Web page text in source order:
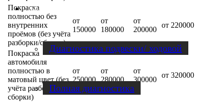
Диагностика
Диагностика подвески/ ходовой
Полная диагностика
Покраска
полностью без
внутренних
проёмов (без учёта
разборки/сборки)
от
150000
от
180000
от
200000
от 220000
Покраска
автомобиля
полностью в
матовый цвет (без
учёта разборки/
сборки)
от
250000
от
280000
от
300000
от 320000